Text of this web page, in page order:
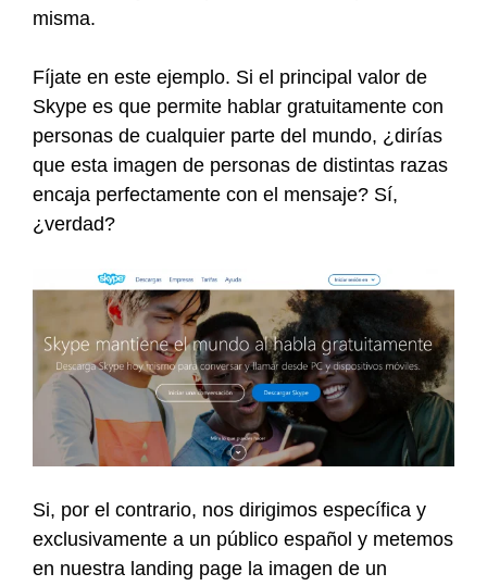
misma.
Fíjate en este ejemplo. Si el principal valor de
Skype es que permite hablar gratuitamente con
personas de cualquier parte del mundo, ¿dirías
que esta imagen de personas de distintas razas
encaja perfectamente con el mensaje? Sí,
¿verdad?
Si, por el contrario, nos dirigimos específica y
exclusivamente a un público español y metemos
en nuestra landing page la imagen de un